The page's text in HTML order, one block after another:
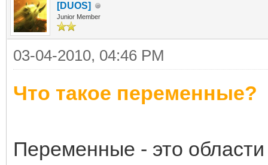
[DUОS]
Junior Member
03-04-2010, 04:46 PM
Что такое переменные?
Переменные - это